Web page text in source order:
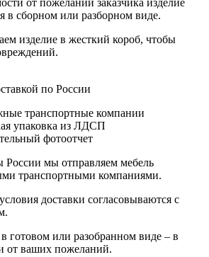
в сборном или разборном виде.
изделие в жесткий короб, чтобы
по России
транспортные компании
упаковка из ЛДСП
фотоотчет
России мы отправляем мебель
транспортными компаниями.
доставки согласовываются с
готовом или разобранном виде – в
от ваших пожеланий.